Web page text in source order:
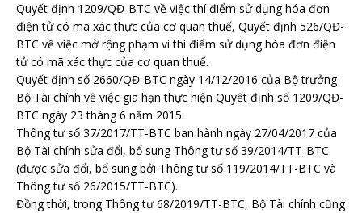
Quyết định 1209/QĐ-BTC về việc thí điểm sử dụng hóa đơn
điện tử có mã xác thực của cơ quan thuế, Quyết định 526/QĐ-
BTC về việc mở rộng phạm vi thí điểm sử dụng hóa đơn điện
tử có mã xác thực của cơ quan thuế.
Quyết định số 2660/QĐ-BTC ngày 14/12/2016 của Bộ trưởng
Bộ Tài chính về việc gia hạn thực hiện Quyết định số 1209/QĐ-
BTC ngày 23 tháng 6 năm 2015.
Thông tư số 37/2017/TT-BTC ban hành ngày 27/04/2017 của
Bộ Tài chính sửa đổi, bổ sung Thông tư số 39/2014/TT-BTC
(được sửa đổi, bổ sung bởi Thông tư số 119/2014/TT-BTC và
Thông tư số 26/2015/TT-BTC).
Đồng thời, trong Thông tư 68/2019/TT-BTC, Bộ Tài chính cũng